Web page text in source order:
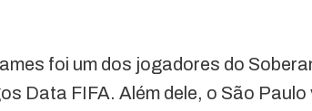
foi um dos jogadores do
Data FIFA. Além dele, o São